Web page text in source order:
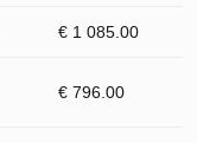
€ 1 085.00
€ 796.00